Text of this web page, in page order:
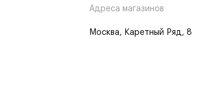
Адреса магазинов
Москва, Каретный Ряд, 8